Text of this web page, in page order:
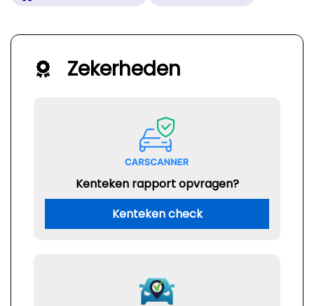
Zekerheden
Kenteken rapport opvragen?
Kenteken check